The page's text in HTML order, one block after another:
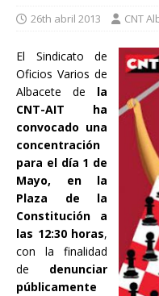
26th abril 2013 CNT
El Sindicato de
Oficios Varios de
Albacete de la
CNT-AIT ha
convocado una
concentración
para el día 1 de
Mayo, en la
Plaza de la
Constitución a
las 12:30 horas,
con la finalidad
de denunciar
públicamente